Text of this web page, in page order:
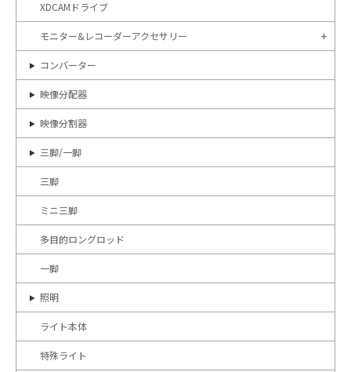
XDCAMドライブ
モニター&レコーダーアクセサリー
コンバーター
映像分配器
映像分割器
三脚/一脚
三脚
ミニ三脚
多目的ロングロッド
一脚
照明
ライト本体
特殊ライト